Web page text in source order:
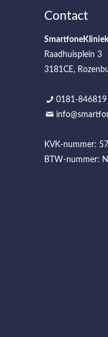
Contact
Raadhuisplein 3
3181CE,
0181-846819
KVK-nummer:
BTW-nummer: